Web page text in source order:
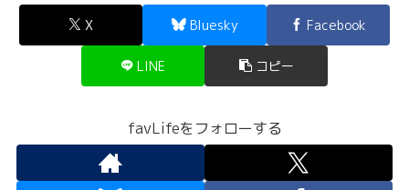
X Bluesky Facebook
LINE コピー
favLifeをフォローする